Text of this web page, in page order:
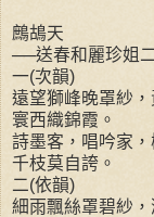
鷓鴣天
──送春和麗珍姐
一(次韻)
遠望獅峰晚罩紗
寰西織錦霞。
詩墨客，唱吟家
千枝莫自誇。
二(依韻)
細雨飄絲罩碧紗